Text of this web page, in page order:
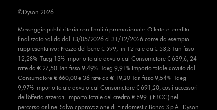
Messaggio pubblicitario con finalità promozionale. Offerta di credito
finalizzato valida dal 13/05/2026 al 31/12/2026 come da esempio
rappresentativo: Prezzo del bene € 599, in 12 rate da € 53,3 Tan fisso
12,28% Taeg 13% Importo totale dovuto dal Consumatore € 639,6, 24
rate da € 27,50 Tan fisso 9,49% Taeg 9,91% Importo totale dovuto dal
Consumatore € 660,00 e 36 rate da € 19,20 Tan fisso 9,54% Taeg
9,97% Importo totale dovuto dal Consumatore € 691,20, costi accessori
dell’offerta azzerati. Importo totale del credito € 599. (IEBCC) nel
percorso online. Salvo approvazione di Findomestic Banca S.p.A.. Dyson
©Dyson 2026